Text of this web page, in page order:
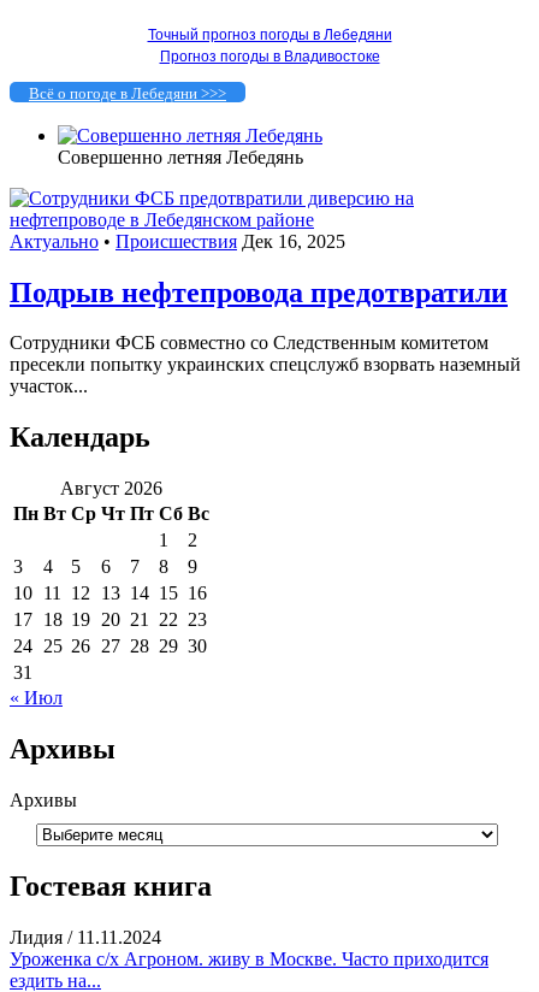
Точный прогноз погоды в Лебедяни
Прогноз погоды в Владивостоке
Всё о погоде в Лебедяни >>>
Совершенно летняя Лебедянь
Актуально • Происшествия Дек 16, 2025
Подрыв нефтепровода предотвратили
Сотрудники ФСБ совместно со Следственным комитетом
пресекли попытку украинских спецслужб взорвать наземный
участок...
Календарь
Август 2026
Пн Вт Ср Чт Пт Сб Вс
1
2
3
4 5 6 7 8
9
10 11 12 13 14 15 16
17 18 19 20 21 22 23
24 25 26 27 28 29 30
31
« Июл
Архивы
Архивы
Гостевая книга
Лидия / 11.11.2024
Уроженка с/х Агроном. живу в Москве. Часто приходится
ездить на...